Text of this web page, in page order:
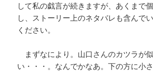
して私の戯言が続きますが、あくまで
し、ストーリー上のネタバレも含んで
ください。
まずなにより。山口さんのカツラが
い・・・。なんでかなあ。下の方に小